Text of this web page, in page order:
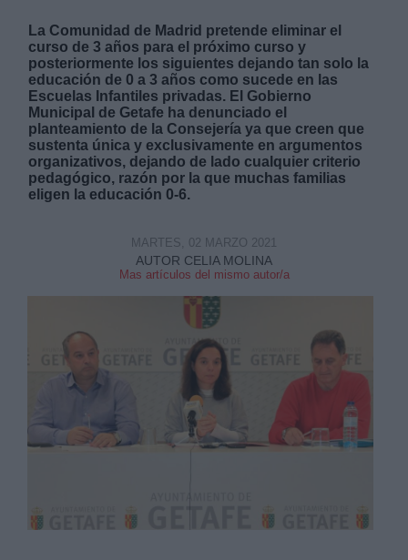
La Comunidad de Madrid pretende eliminar el
curso de 3 años para el próximo curso y
posteriormente los siguientes dejando tan solo la
educación de 0 a 3 años como sucede en las
Escuelas Infantiles privadas. El Gobierno
Municipal de Getafe ha denunciado el
planteamiento de la Consejería ya que creen que
sustenta única y exclusivamente en argumentos
organizativos, dejando de lado cualquier criterio
pedagógico, razón por la que muchas familias
eligen la educación 0-6.
AUTOR CELIA MOLINA
Mas artículos del mismo autor/a
MARTES, 02 MARZO 2021
Derechos:
Información adicional